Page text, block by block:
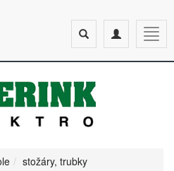
Toggle
navigation
Toggle
search
stožáry, trubky